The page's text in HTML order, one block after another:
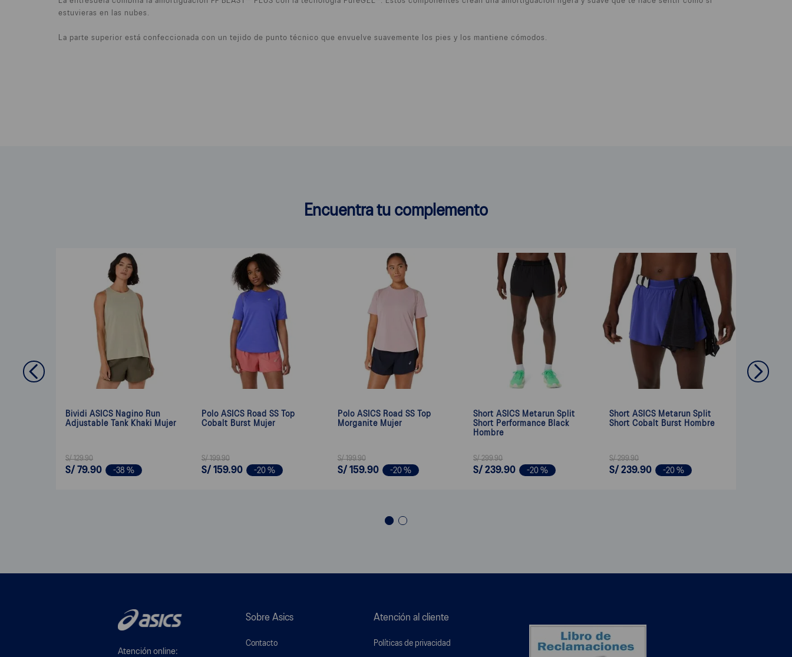
estuvieras en las nubes.
La parte superior está confeccionada con un tejido de punto técnico que envuelve suavemente los pies y los mantiene cómodos.
Encuentra tu complemento
Bividi ASICS Nagino Run
Adjustable Tank Khaki Mujer
S/ 129.90
S/ 79.90 -38 %
Polo ASICS Road SS Top
Cobalt Burst Mujer
S/ 199.90
S/ 159.90 -20 %
Polo ASICS Road SS Top
Morganite Mujer
S/ 199.90
S/ 159.90 -20 %
Short ASICS Metarun Split
Short Performance Black
Hombre
S/ 299.90
S/ 239.90 -20 %
Short ASICS Metarun Split
Short Cobalt Burst Hombre
S/ 299.90
S/ 239.90 -20 %
Atención online:
Sobre Asics
Contacto
Atención al cliente
Políticas de privacidad